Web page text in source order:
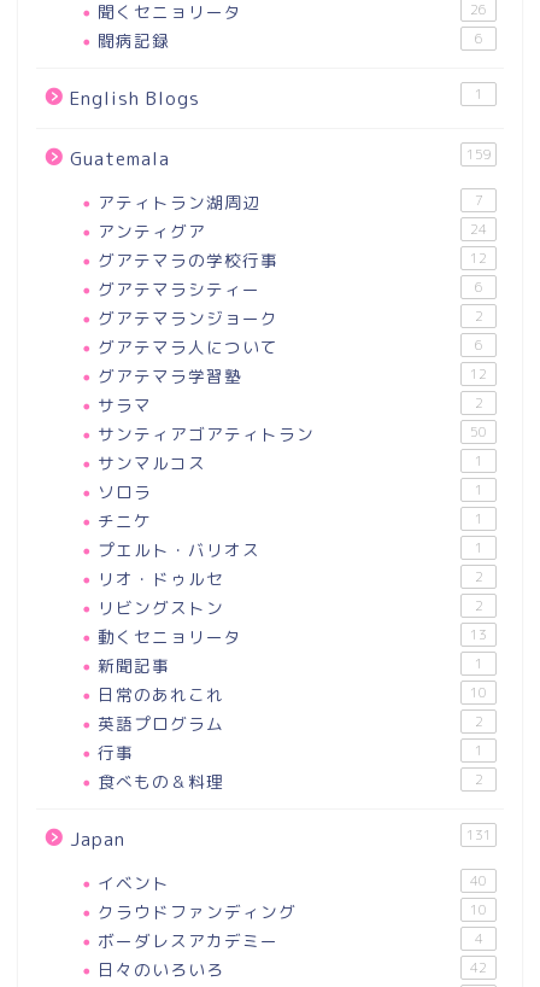
聞くセニョリータ 26
闘病記録 6
English Blogs 1
Guatemala 159
アティトラン湖周辺 7
アンティグア 24
グアテマラの学校行事 12
グアテマラシティー 6
グアテマランジョーク 2
グアテマラ人について 6
グアテマラ学習塾 12
サラマ 2
サンティアゴアティトラン 50
サンマルコス 1
ソロラ 1
チニケ 1
プエルト・バリオス 1
リオ・ドゥルセ 2
リビングストン 2
動くセニョリータ 13
新聞記事 1
日常のあれこれ 10
英語プログラム 2
行事 1
食べもの＆料理 2
Japan 131
イベント 40
クラウドファンディング 10
ボーダレスアカデミー 4
日々のいろいろ 42